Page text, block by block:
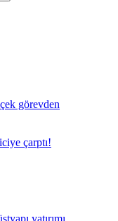
görevden
çarptı!
yatırımı